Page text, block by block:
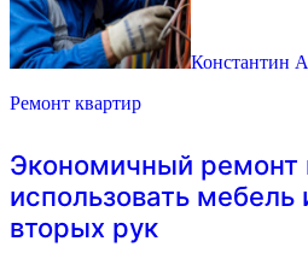
Константин
Ремонт квартир
Экономичный ремонт
использовать мебель
вторых рук